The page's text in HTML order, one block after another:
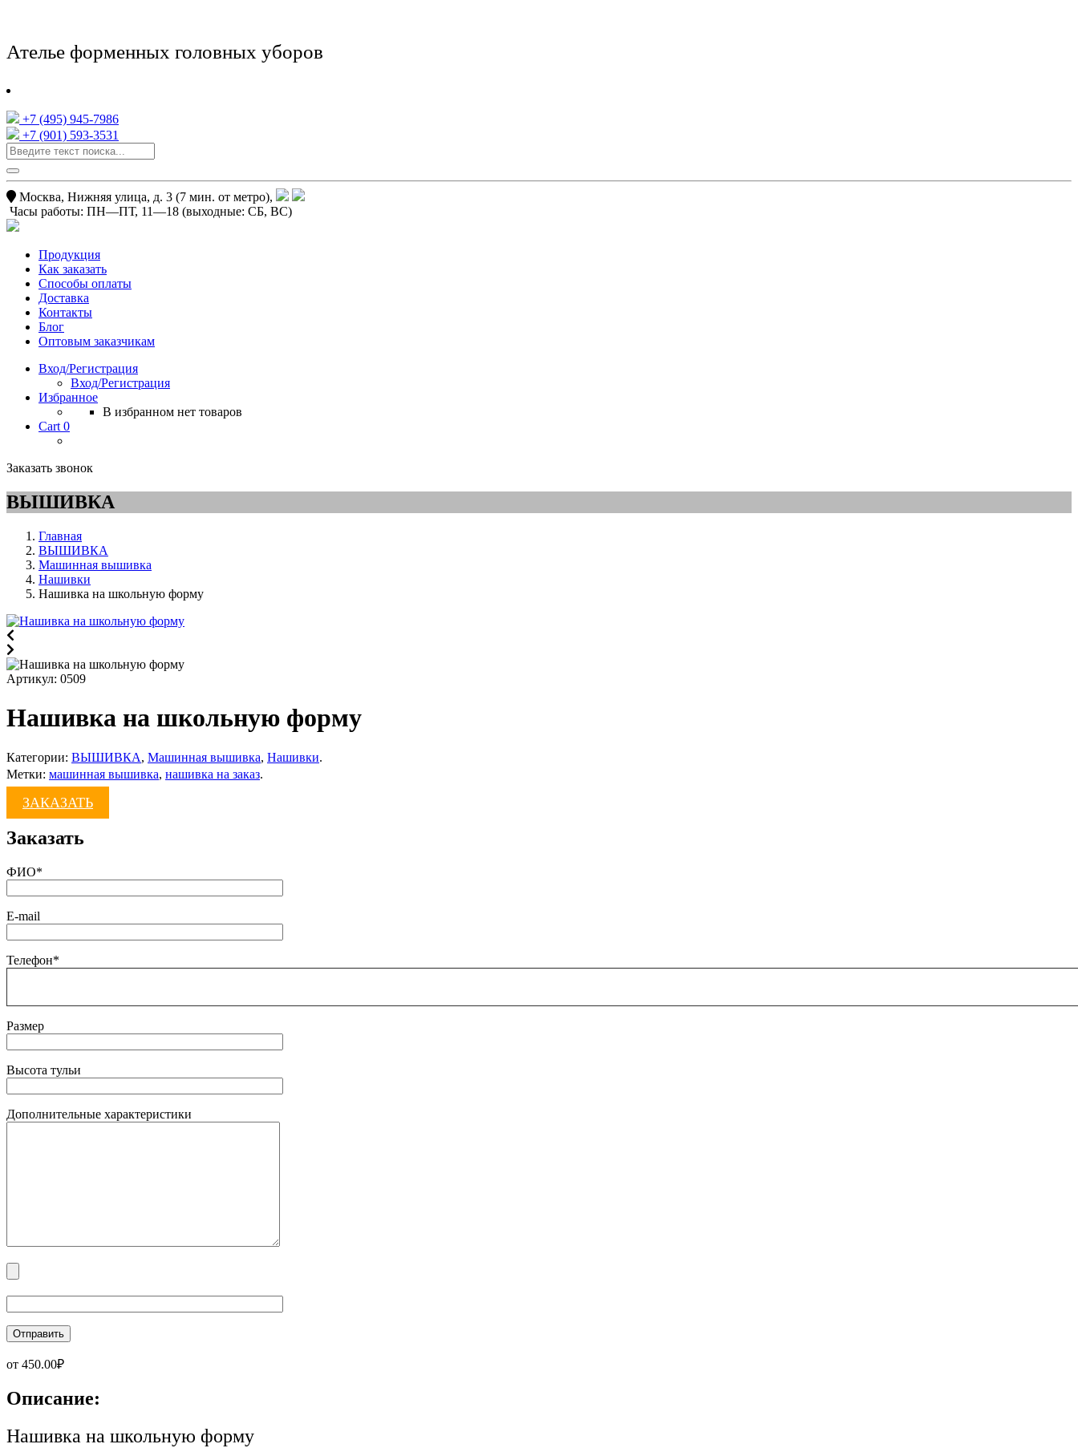
Ателье форменных головных уборов
+7 (495) 945-7986
+7 (901) 593-3531
Москва, Нижняя улица, д. 3 (7 мин. от метро),
Часы работы: ПН—ПТ, 11—18 (выходные: СБ, ВС)
Продукция
Как заказать
Способы оплаты
Доставка
Контакты
Блог
Оптовым заказчикам
Вход/Регистрация
Вход/Регистрация
Избранное
В избранном нет товаров
Cart 0
Заказать звонок
ВЫШИВКА
Главная
ВЫШИВКА
Машинная вышивка
Нашивки
Нашивка на школьную форму
Артикул: 0509
Нашивка на школьную форму
Категории: ВЫШИВКА, Машинная вышивка, Нашивки.
Метки: машинная вышивка, нашивка на заказ.
ЗАКАЗАТЬ
Заказать
ФИО*
E-mail
Телефон*
Размер
Высота тульи
Дополнительные характеристики
от 450.00₽
Описание:
Нашивка на школьную форму